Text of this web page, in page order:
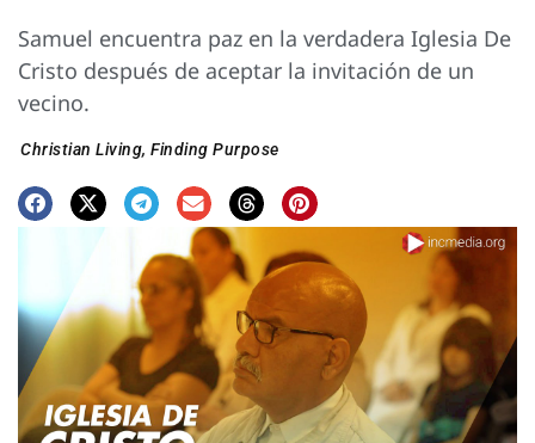
Samuel encuentra paz en la verdadera Iglesia De
Cristo después de aceptar la invitación de un
vecino.
Christian Living, Finding Purpose